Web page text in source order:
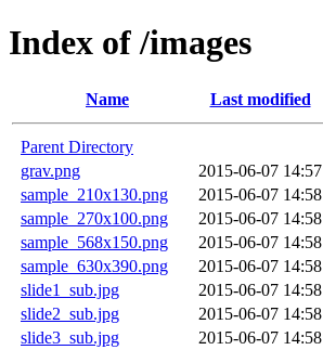
Index of /images
Name Last modified
Parent Directory
grav.png
2015-06-07 14:57
sample_210x130.png
2015-06-07 14:58
sample_270x100.png
2015-06-07 14:58
sample_568x150.png
2015-06-07 14:58
sample_630x390.png
2015-06-07 14:58
slide1_sub.jpg
2015-06-07 14:58
slide2_sub.jpg
2015-06-07 14:58
slide3_sub.jpg
2015-06-07 14:58